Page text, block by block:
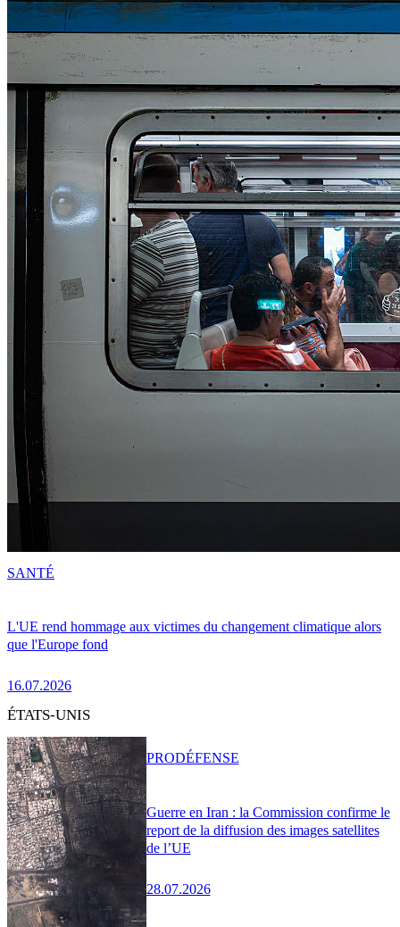
L'UE rend hommage aux victimes du changement climatique alors
que l'Europe fond
16.07.2026
SANTÉ
ÉTATS-UNIS
Guerre en Iran : la Commission confirme le
report de la diffusion des images satellites
de l’UE
28.07.2026
PRODÉFENSE